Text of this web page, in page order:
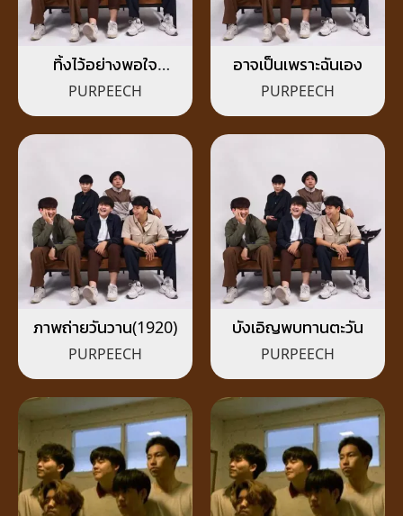
ทิ้งไว้อย่างพอใจ
(Consoled)
PURPEECH
อาจเป็นเพราะฉันเอง
PURPEECH
ภาพถ่ายวันวาน(1920)
PURPEECH
บังเอิญพบทานตะวัน
PURPEECH